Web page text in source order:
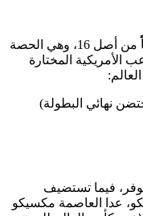
من أصل 16، وهي الحصة
الأمريكية المختارة
نهائي البطولة)
فيما تستضيف
عدا العاصمة مكسيكو